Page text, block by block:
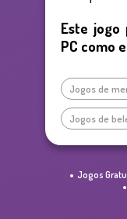
Este jogo
PC como
Jogos de
Jogos de
Jogos